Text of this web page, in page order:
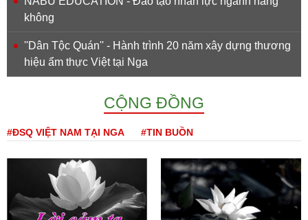
không
''Dân Tộc Quán'' - Hành trình 20 năm xây dựng thương
hiệu ẩm thực Việt tại Nga
CỘNG ĐỒNG
#ĐSQ VIỆT NAM TẠI NGA #TIN BUỒN